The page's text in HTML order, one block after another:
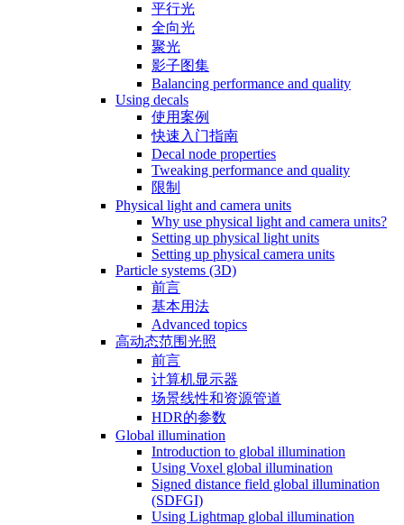
平行光
全向光
聚光
影子图集
Balancing performance and quality
Using decals
使用案例
快速入门指南
Decal node properties
Tweaking performance and quality
限制
Physical light and camera units
Why use physical light and camera units?
Setting up physical light units
Setting up physical camera units
Particle systems (3D)
前言
基本用法
Advanced topics
高动态范围光照
前言
计算机显示器
场景线性和资源管道
HDR的参数
Global illumination
Introduction to global illumination
Using Voxel global illumination
Signed distance field global illumination
(SDFGI)
Using Lightmap global illumination